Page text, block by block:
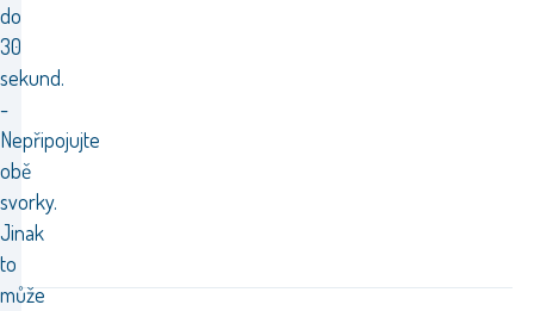
do
30
sekund.
-
Nepřipojujte
obě
svorky.
Jinak
to
může